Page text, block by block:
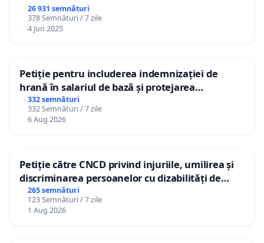
26 931 semnături
378 Semnături / 7 zile
4 Jun 2025
Petiție pentru includerea indemnizației de
hrană în salariul de bază și protejarea
gradațiilor de vechime pentru asistenții
personali
332 semnături
332 Semnături / 7 zile
6 Aug 2026
Petiție către CNCD privind injuriile, umilirea și
discriminarea persoanelor cu dizabilități de
către utilizatorul TikTok „Gorici”
265 semnături
123 Semnături / 7 zile
1 Aug 2026